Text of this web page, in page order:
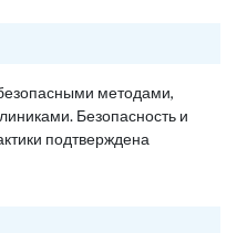
методами,
Безопасность и
подтверждена